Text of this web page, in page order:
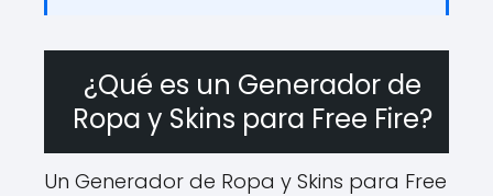
¿Qué es un Generador de
Ropa y Skins para Free Fire?
Un Generador de Ropa y Skins para Free